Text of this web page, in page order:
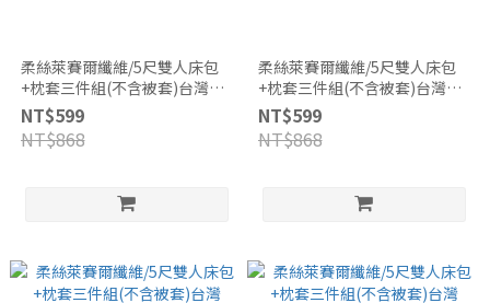
柔絲萊賽爾纖維/5尺雙人床包
+枕套三件組(不含被套)台灣
製/HT030
NT$599
NT$868
柔絲萊賽爾纖維/5尺雙人床包
+枕套三件組(不含被套)台灣
製/HT032
NT$599
NT$868